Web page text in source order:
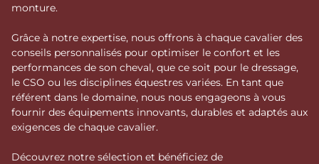
monture.
Grâce à notre expertise, nous offrons à chaque cavalier des
conseils personnalisés pour optimiser le confort et les
performances de son cheval, que ce soit pour le dressage,
le CSO ou les disciplines équestres variées. En tant que
référent dans le domaine, nous nous engageons à vous
fournir des équipements innovants, durables et adaptés aux
exigences de chaque cavalier.
Découvrez notre sélection et bénéficiez de